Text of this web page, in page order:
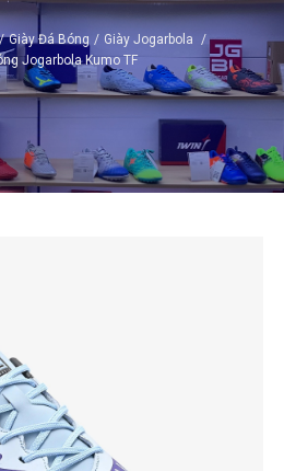
Giày Đá Bóng / Giày Jogarbola /
Jogarbola Kumo TF